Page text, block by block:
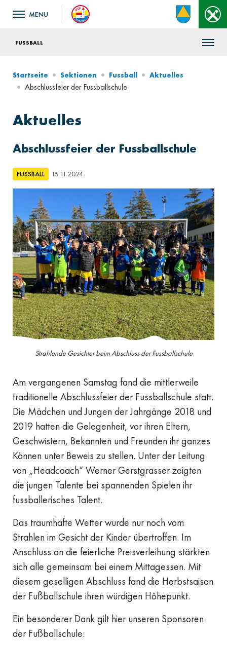
FUSSBALL
Startseite Sektionen Fussball Aktuelles
Abschlussfeier der Fussballschule
Aktuelles
Abschlussfeier der Fussballschule
FUSSBALL 18.11.2024
Strahlende Gesichter beim Abschluss der Fussballschule
Am vergangenen Samstag fand die mittlerweile
traditionelle Abschlussfeier der Fussballschule statt.
Die Mädchen und Jungen der Jahrgänge 2018 und
2019 hatten die Gelegenheit, vor ihren Eltern,
Geschwistern, Bekannten und Freunden ihr ganzes
Können unter Beweis zu stellen. Unter der Leitung
von „Headcoach“ Werner Gerstgrasser zeigten
die jungen Talente bei spannenden Spielen ihr
fussballerisches Talent.
Das traumhafte Wetter wurde nur noch vom
Strahlen im Gesicht der Kinder übertroffen. Im
Anschluss an die feierliche Preisverleihung stärkten
sich alle gemeinsam bei einem Mittagessen. Mit
diesem geselligen Abschluss fand die Herbstsaison
der Fußballschule ihren würdigen Höhepunkt.
Ein besonderer Dank gilt hier unseren Sponsoren
der Fußballschule: